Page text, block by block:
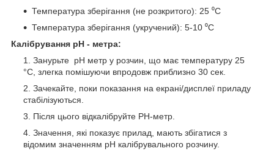
Температура зберігання (не розкритого): 25 ⁰С
Температура зберігання (укручений): 5-10 ⁰С
Калібрування рН - метра:
Занурьте pН метр у розчин, що має температуру 25
°C, злегка помішуючи впродовж приблизно 30 сек.
Зачекайте, поки показання на екрані/дисплеї приладу
стабілізуються.
Після цього відкалібруйте РН-метр.
Значення, які показує прилад, мають збігатися з
відомим значенням pH калібрувального розчину.